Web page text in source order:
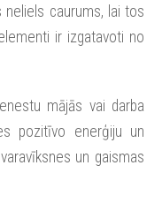
neliels caurums, lai tos
ir izgatavoti no
mājās vai darba
pozitīvo enerģiju un
un gaismas